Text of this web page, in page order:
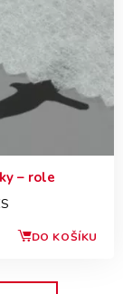
– role
DO KOŠÍKU